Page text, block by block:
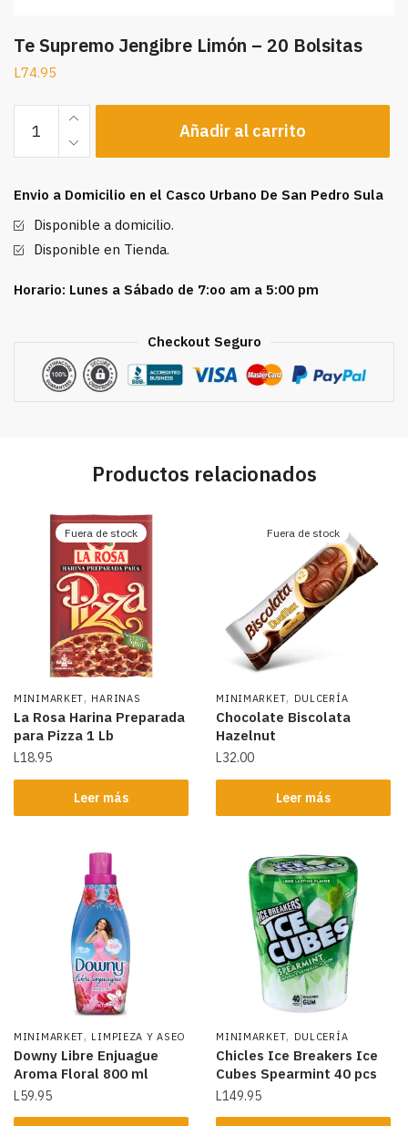
Te Supremo Jengibre Limón – 20 Bolsitas
L74.95
Supremo
Jengibre
-
20
Bolsitas
Añadir al carrito
Envio a Domicilio en el Casco Urbano De San Pedro Sula
Disponible a domicilio.
Disponible en Tienda.
Horario: Lunes a Sábado de 7:oo am a 5:00 pm
Checkout Seguro
Productos relacionados
Fuera de stock
MINIMARKET, HARINAS
La Rosa Harina Preparada
para Pizza 1 Lb
L18.95
Leer más
Fuera de stock
MINIMARKET, DULCERÍA
Chocolate Biscolata
Hazelnut
L32.00
Leer más
MINIMARKET, LIMPIEZA Y ASEO
Downy Libre Enjuague
Aroma Floral 800 ml
L59.95
MINIMARKET, DULCERÍA
Chicles Ice Breakers Ice
Cubes Spearmint 40 pcs
L149.95